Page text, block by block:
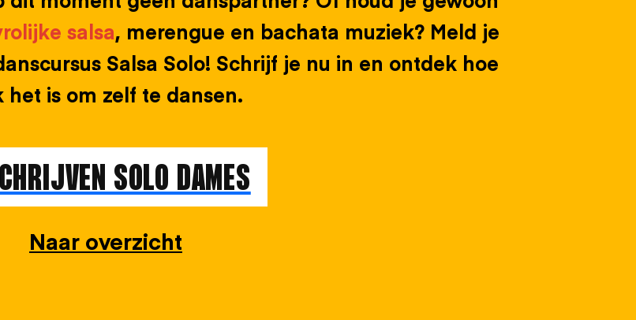
salsa, merengue en bachata muziek? Meld je
Salsa Solo! Schrijf je nu in en ontdek hoe
het is om zelf te dansen.
SOLO DAMES
Naar overzicht